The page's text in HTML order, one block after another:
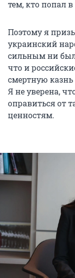
тем, кто попал
Поэтому я
украинский
сильным ни
что и
смертную
Я не уверена,
оправиться от
ценностям.